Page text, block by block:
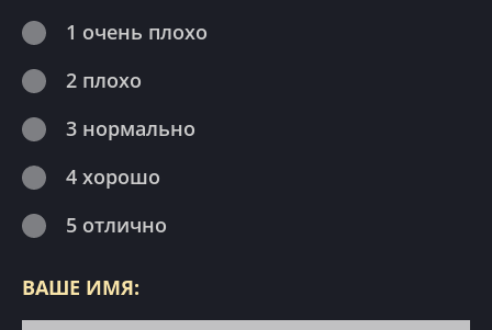
1 очень плохо
2 плохо
3 нормально
4 хорошо
5 отлично
ВАШЕ ИМЯ: